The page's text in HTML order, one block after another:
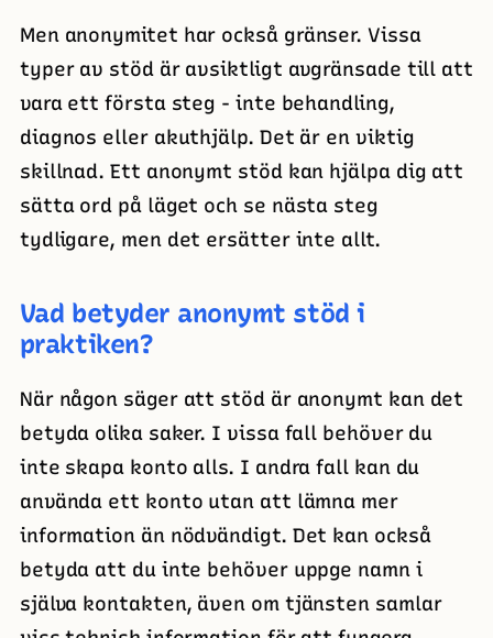
Men anonymitet har också gränser. Vissa
typer av stöd är avsiktligt avgränsade till att
vara ett första steg - inte behandling,
diagnos eller akuthjälp. Det är en viktig
skillnad. Ett anonymt stöd kan hjälpa dig att
sätta ord på läget och se nästa steg
tydligare, men det ersätter inte allt.
Vad betyder anonymt stöd i
praktiken?
När någon säger att stöd är anonymt kan det
betyda olika saker. I vissa fall behöver du
inte skapa konto alls. I andra fall kan du
använda ett konto utan att lämna mer
information än nödvändigt. Det kan också
betyda att du inte behöver uppge namn i
själva kontakten, även om tjänsten samlar